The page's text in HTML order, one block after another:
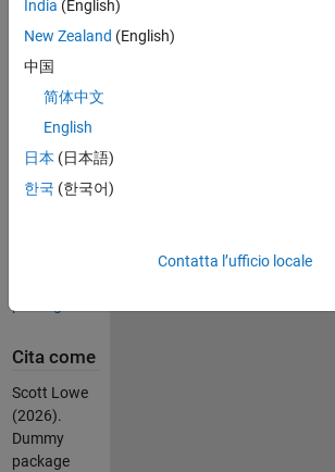
ipsum lorem
text
README.md
* LICENSE
* .gitignore
.gitattributes
Cita come
Scott Lowe
(2026).
Dummy
package
India (English)
New Zealand (English)
中国
简体中文
English
日本 (日本語)
한국 (한국어)
Contatta l’ufficio locale